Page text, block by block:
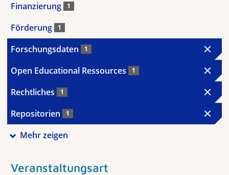
Finanzierung 1
Förderung 1
Forschungsdaten 1
Open Educational Ressources 1
Rechtliches 1
Repositorien 1
Mehr zeigen
Veranstaltungsart